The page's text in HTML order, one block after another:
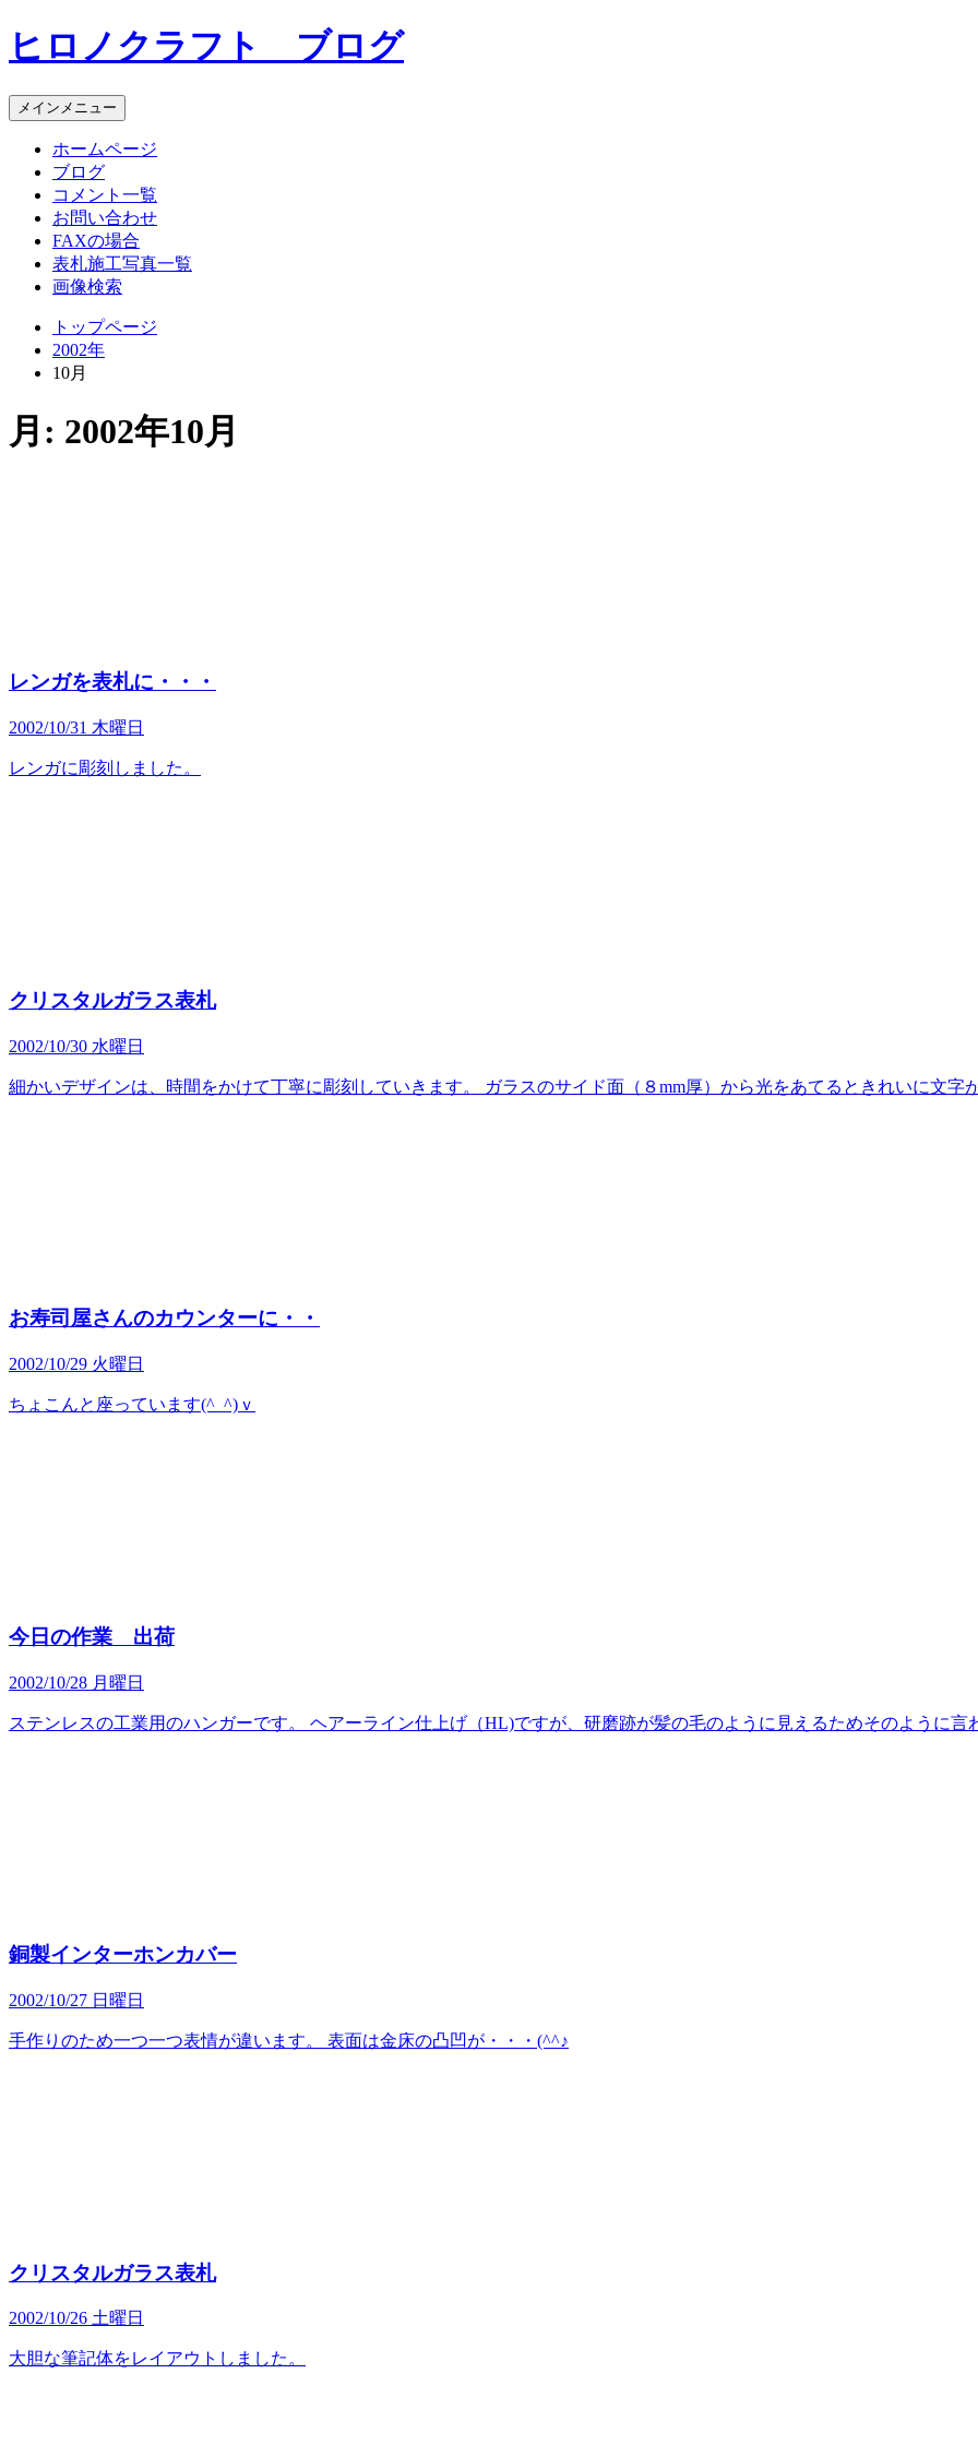
コ
ン
ン
ツ
ヒロノクラフト ブログ
メインメニュー
ホームページ
ブログ
コメント一覧
お問い合わせ
FAXの場合
表札施工写真一覧
画像検索
トップページ
2002年
10月
月: 2002年10月
レンガを表札に・・・
2002/10/31 木曜日
レンガに彫刻しました。
クリスタルガラス表札
2002/10/30 水曜日
細かいデザインは、時間をかけて丁寧に彫刻していきます。 ガラスのサイド面（８mm厚）から光をあてるときれいに文字
お寿司屋さんのカウンターに・・
2002/10/29 火曜日
ちょこんと座っています(^_^)ｖ
今日の作業 出荷
2002/10/28 月曜日
ステンレスの工業用のハンガーです。 ヘアーライン仕上げ（HL)ですが、研磨跡が髪の毛のように見えるためそのように言
銅製インターホンカバー
2002/10/27 日曜日
手作りのため一つ一つ表情が違います。 表面は金床の凸凹が・・・(^^♪
クリスタルガラス表札
2002/10/26 土曜日
大胆な筆記体をレイアウトしました。